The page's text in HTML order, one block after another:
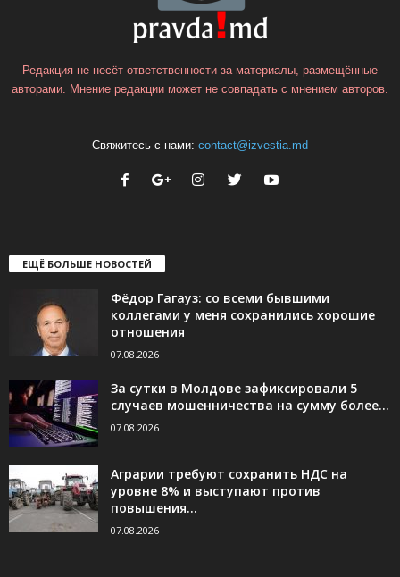
Редакция не несёт ответственности за материалы, размещённые
авторами. Мнение редакции может не совпадать с мнением авторов.
Свяжитесь с нами: contact@izvestia.md
ЕЩЁ БОЛЬШЕ НОВОСТЕЙ
Фёдор Гагауз: со всеми бывшими
коллегами у меня сохранились хорошие
отношения
07.08.2026
За сутки в Молдове зафиксировали 5
случаев мошенничества на сумму более...
07.08.2026
Аграрии требуют сохранить НДС на
уровне 8% и выступают против
повышения...
07.08.2026